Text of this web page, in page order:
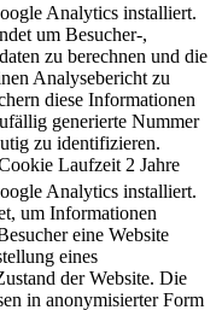
Analytics installiert.
um Besucher-,
zu berechnen und die
Analysebericht zu
diese Informationen
generierte Nummer
zu identifizieren.
Laufzeit 2 Jahre
Analytics installiert.
um Informationen
eine Website
eines
der Website. Die
in anonymisierter Form